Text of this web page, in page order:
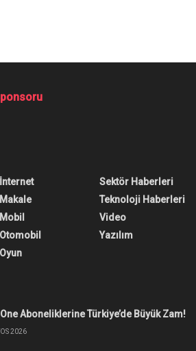
İnternet
Makale
Mobil
Otomobil
Oyun
Sektör Haberleri
Teknoloji Haberleri
Video
Yazılım
Aboneliklerine Türkiye’de Büyük Zam!
2026